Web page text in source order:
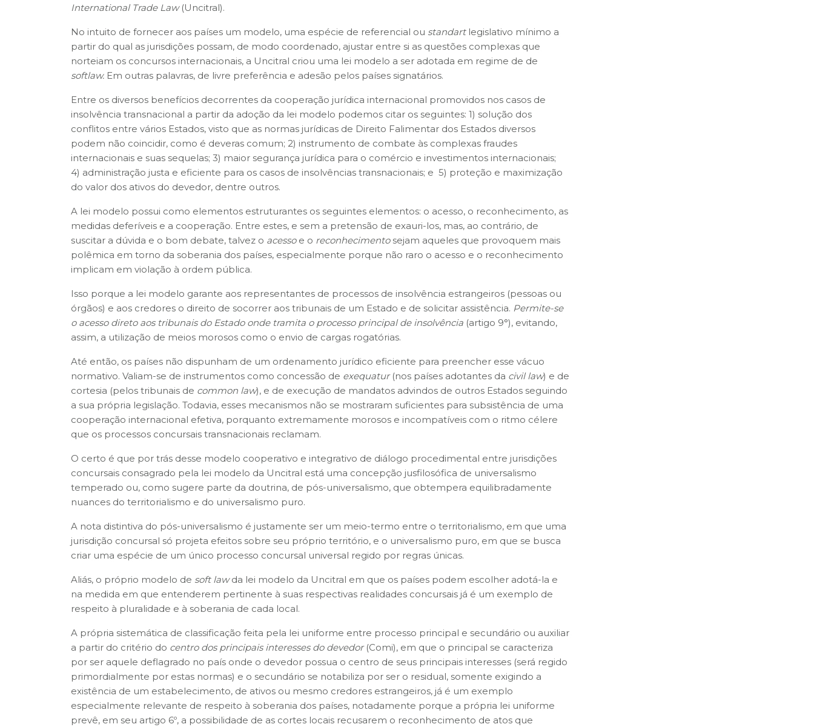
International Trade Law(Uncitral).
No intuito de fornecer aos países um modelo, uma espécie de referencial ou standartlegislativo mínimo a
partir do qual as jurisdições possam, de modo coordenado, ajustar entre si as questões complexas que
norteiam os concursos internacionais, a Uncitral criou uma lei modelo a ser adotada em regime de de
softlaw. Em outras palavras, de livre preferência e adesão pelos países signatários.
Entre os diversos benefícios decorrentes da cooperação jurídica internacional promovidos nos casos de
insolvência transnacional a partir da adoção da lei modelo podemos citar os seguintes: 1) solução dos
conflitos entre vários Estados, visto que as normas jurídicas de Direito Falimentar dos Estados diversos
podem não coincidir, como é deveras comum; 2) instrumento de combate às complexas fraudes
internacionais e suas sequelas; 3) maior segurança jurídica para o comércio e investimentos internacionais;
4) administração justa e eficiente para os casos de insolvências transnacionais; e 5) proteção e maximização
do valor dos ativos do devedor, dentre outros.
A lei modelo possui como elementos estruturantes os seguintes elementos: o acesso, o reconhecimento, as
medidas deferíveis e a cooperação. Entre estes, e sem a pretensão de exauri-los, mas, ao contrário, de
suscitar a dúvida e o bom debate, talvez o acessoe o reconhecimentosejam aqueles que provoquem mais
polêmica em torno da soberania dos países, especialmente porque não raro o acesso e o reconhecimento
implicam em violação à ordem pública.
Isso porque a lei modelo garante aos representantes de processos de insolvência estrangeiros (pessoas ou
órgãos) e aos credores o direito de socorrer aos tribunais de um Estado e de solicitar assistência. Permite-se
o acesso direto aos tribunais do Estado onde tramita o processo principal de insolvência (artigo 9°), evitando,
assim, a utilização de meios morosos como o envio de cargas rogatórias.
Até então, os países não dispunham de um ordenamento jurídico eficiente para preencher esse vácuo
normativo. Valiam-se de instrumentos como concessão de exequatur(nos países adotantes da civil law) e de
cortesia (pelos tribunais de common law), e de execução de mandatos advindos de outros Estados seguindo
a sua própria legislação. Todavia, esses mecanismos não se mostraram suficientes para subsistência de uma
cooperação internacional efetiva, porquanto extremamente morosos e incompatíveis com o ritmo célere
que os processos concursais transnacionais reclamam.
O certo é que por trás desse modelo cooperativo e integrativo de diálogo procedimental entre jurisdições
concursais consagrado pela lei modelo da Uncitral está uma concepção jusfilosófica de universalismo
temperado ou, como sugere parte da doutrina, de pós-universalismo, que obtempera equilibradamente
nuances do territorialismo e do universalismo puro.
A nota distintiva do pós-universalismo é justamente ser um meio-termo entre o territorialismo, em que uma
jurisdição concursal só projeta efeitos sobre seu próprio território, e o universalismo puro, em que se busca
criar uma espécie de um único processo concursal universal regido por regras únicas.
Aliás, o próprio modelo de soft lawda lei modelo da Uncitral em que os países podem escolher adotá-la e
na medida em que entenderem pertinente à suas respectivas realidades concursais já é um exemplo de
respeito à pluralidade e à soberania de cada local.
A própria sistemática de classificação feita pela lei uniforme entre processo principal e secundário ou auxiliar
a partir do critério do centro dos principais interesses do devedor(Comi), em que o principal se caracteriza
por ser aquele deflagrado no país onde o devedor possua o centro de seus principais interesses (será regido
primordialmente por estas normas) e o secundário se notabiliza por ser o residual, somente exigindo a
existência de um estabelecimento, de ativos ou mesmo credores estrangeiros, já é um exemplo
especialmente relevante de respeito à soberania dos países, notadamente porque a própria lei uniforme
prevê, em seu artigo 6º, a possibilidade de as cortes locais recusarem o reconhecimento de atos que